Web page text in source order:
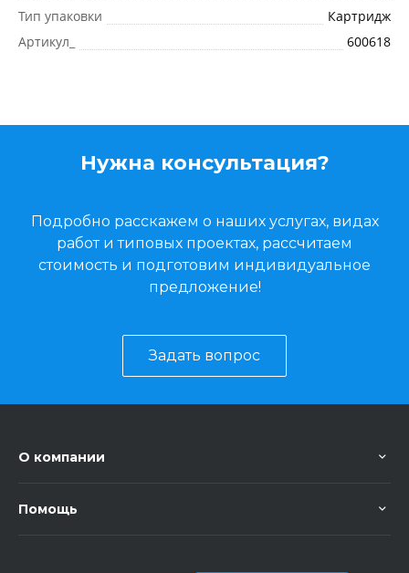
Тип упаковки
Картридж
Артикул_
600618
Нужна консультация?
Подробно расскажем о наших услугах, видах
работ и типовых проектах, рассчитаем
стоимость и подготовим индивидуальное
предложение!
Задать вопрос
О компании
Помощь